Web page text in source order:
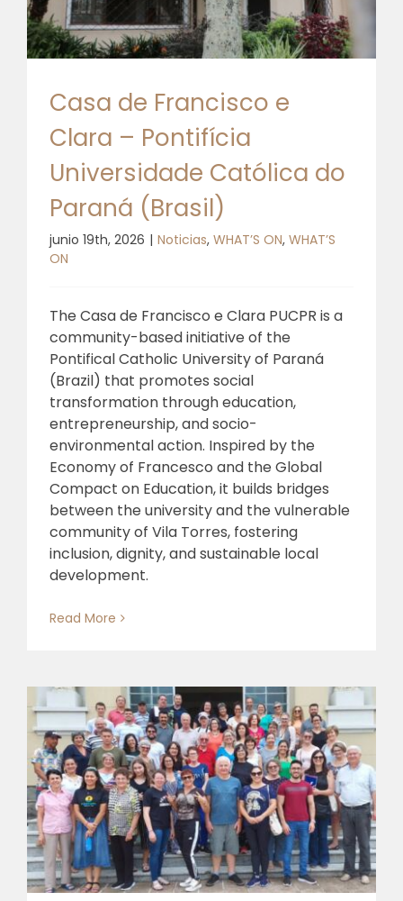
Casa de Francisco e
Clara – Pontifícia
Universidade Católica do
Paraná (Brasil)
junio 19th, 2026 | Noticias, WHAT’S ON, WHAT’S
ON
The Casa de Francisco e Clara PUCPR is a
community-based initiative of the
Pontifical Catholic University of Paraná
(Brazil) that promotes social
transformation through education,
entrepreneurship, and socio-
environmental action. Inspired by the
Economy of Francesco and the Global
Compact on Education, it builds bridges
between the university and the vulnerable
community of Vila Torres, fostering
inclusion, dignity, and sustainable local
development.
Read More